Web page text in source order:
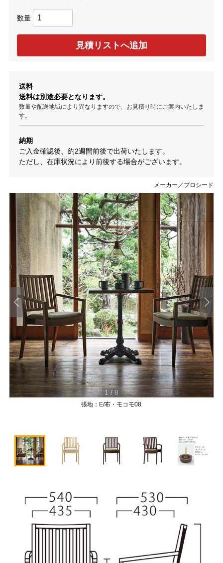
メーカー／プロシード
張地：E/布・モコモ08
1 / 8
数量
送料
送料は別途必要となります。
数量や配送地域により異なりますので、お見積り時にご案内いたしま
す。
納期
ご入金確認後、約2週間前後で出荷いたします。
ただし、在庫状況により前後する場合がございます。